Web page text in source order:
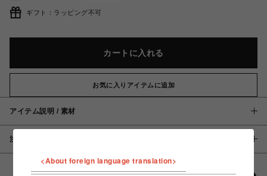
ギフト：ラッピング不可
カートに入れる
お気に入りアイテムに追加
アイテム説明 / 素材
注意事項
<About foreign language translation>